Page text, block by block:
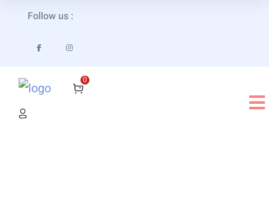
Follow us :
0